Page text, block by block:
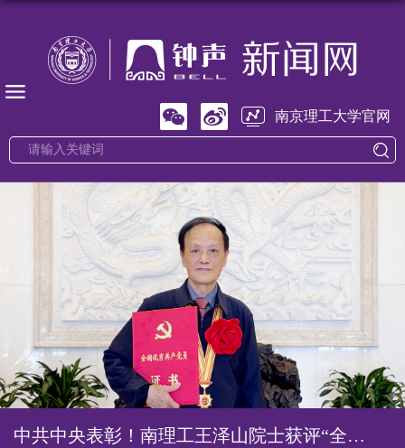
南京理工大学官网
中共中央表彰！南理工王泽山院士获评“全国优秀共产党员”！